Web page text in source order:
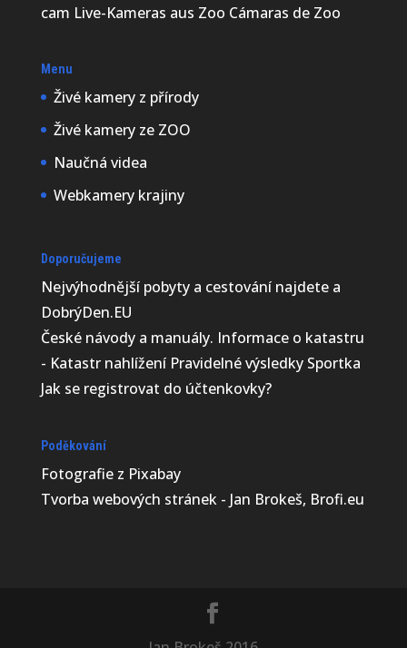
cam Live-Kameras aus Zoo Cámaras de Zoo
Menu
Živé kamery z přírody
Živé kamery ze ZOO
Naučná videa
Webkamery krajiny
Doporučujeme
Nejvýhodnější pobyty a cestování najdete a
DobrýDen.EU
České návodya manuály. Informace o katastru
- Katastr nahlíženíPravidelné výsledky Sportka
Jak se registrovat do účtenkovky?
Poděkování
Fotografie z Pixabay
Tvorba webových stránek - Jan Brokeš, Brofi.eu